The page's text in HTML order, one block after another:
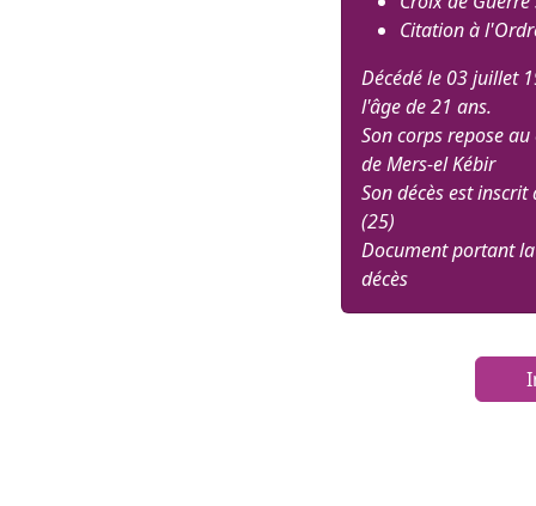
Citation à
Décédé le 03 juillet
l'âge de 21 ans.
Son corps repose
de Mers-el Kébir
Son décès est
(25)
Document portant
décès